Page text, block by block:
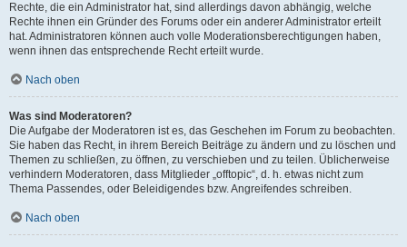
Rechte, die ein Administrator hat, sind allerdings davon abhängig, welche
Rechte ihnen ein Gründer des Forums oder ein anderer Administrator erteilt
hat. Administratoren können auch volle Moderationsberechtigungen haben,
wenn ihnen das entsprechende Recht erteilt wurde.
Nach oben
Was sind Moderatoren?
Die Aufgabe der Moderatoren ist es, das Geschehen im Forum zu beobachten.
Sie haben das Recht, in ihrem Bereich Beiträge zu ändern und zu löschen und
Themen zu schließen, zu öffnen, zu verschieben und zu teilen. Üblicherweise
verhindern Moderatoren, dass Mitglieder „offtopic“, d. h. etwas nicht zum
Thema Passendes, oder Beleidigendes bzw. Angreifendes schreiben.
Nach oben